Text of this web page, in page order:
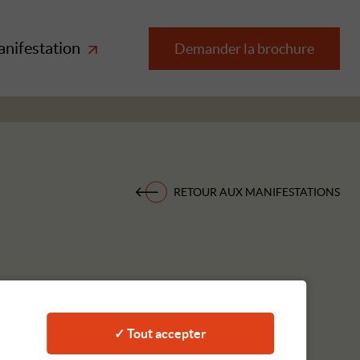
Demander la brochure
RETOUR AUX MANIFESTATIONS
✓ Tout accepter